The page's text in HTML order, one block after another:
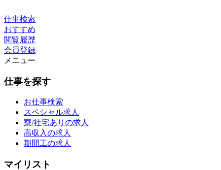
仕事検索
おすすめ
閲覧履歴
会員登録
メニュー
仕事を探す
お仕事検索
スペシャル求人
寮/社宅ありの求人
高収入の求人
期間工の求人
マイリスト